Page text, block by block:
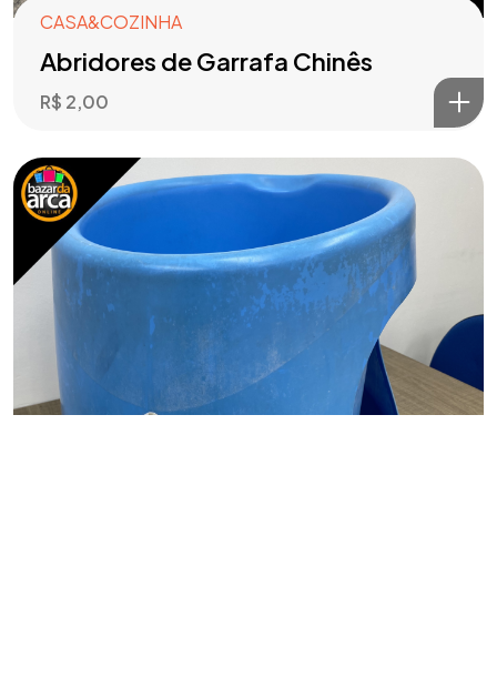
CASA&COZINHA
Abridores de Garrafa Chinês
R$ 2,00